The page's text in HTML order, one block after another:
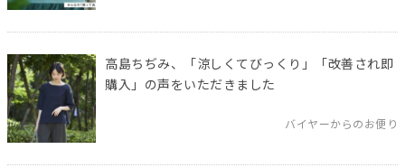
高島ちぢみ、「涼しくてびっくり」「改善され即
購入」の声をいただきました
バイヤーからのお便り